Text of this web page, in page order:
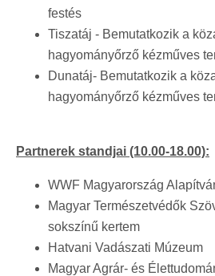
festés
Tiszatáj - Bemutatkozik a
hagyományőrző kézműves
Dunatáj- Bemutatkozik a
hagyományőrző kézműves
Partnerek standjai (10.00-18.00):
WWF Magyarország
Magyar Természetvédők
sokszínű kertem
Hatvani Vadászati Múzeum
Magyar Agrár- és